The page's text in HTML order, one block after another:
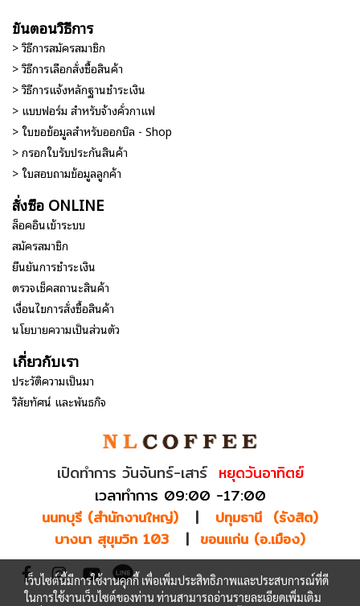
ขั้นตอนวิธีการ
> วิธีการสมัครสมาชิก
> วิธีการเลือกสั่งซื้อสินค้า
> วิธีการแจ้งหลักฐานชำระเงิน
> แบบฟอร์ม สำหรับจ้างคั่วกาแฟ
> ใบขอข้อมูลสำหรับออกบิล - Shop
> กรอกใบรับประกันสินค้า
> ใบสอบถามข้อมูลลูกค้า
สั่งซื้อ ONLINE
ล็อคอินเข้าระบบ
สมัครสมาชิก
ยืนยันการชำระเงิน
ตรวจเช็คสถานะสินค้า
เงื่อนไขการสั่งซื้อสินค้า
นโยบายความเป็นส่วนตัว
เกี่ยวกับเรา
ประวัติความเป็นมา
วิสัยทัศน์ และพันธกิจ
เปิดทำการ วันจันทร์-เสาร์ หยุดวันอาทิตย์
เวลาทำการ 09:00 -17:00
นนทบุรี (สำนักงานใหญ่) |
ปทุมธานี (รังสิต)
บางนา สุขุมวิท 103 | ขอนแก่น (อ.เมือง)
เว็บไซต์นี้มีการใช้งานคุกกี้ เพื่อเพิ่มประสิทธิภาพและประสบการณ์ที่ดี
ในการใช้งานเว็บไซต์ของท่าน ท่านสามารถอ่านรายละเอียดเพิ่มเติม